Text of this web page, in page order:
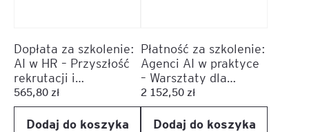
Dopłata za szkolenie:
AI w HR – Przyszłość
rekrutacji i
zarządzania talentami
565,80 zł
Dodaj do koszyka
Płatność za szkolenie:
Agenci AI w praktyce
– Warsztaty dla
menedżerów
2 152,50 zł
Dodaj do koszyka